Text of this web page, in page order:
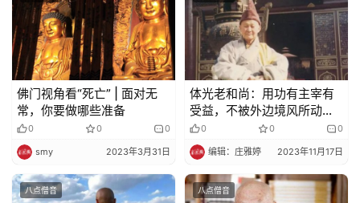
佛门视角看“死亡” | 面对无
常，你要做哪些准备
0 0 0
smy 2023年3月31日
体光老和尚：用功有主宰有
受益，不被外边境风所动，
就是一个大修行人！
0 0 0
编辑：庄雅婷 2023年11月17日
八点僧音 八点僧音